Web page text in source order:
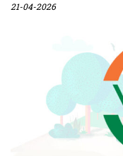
21-04-2026